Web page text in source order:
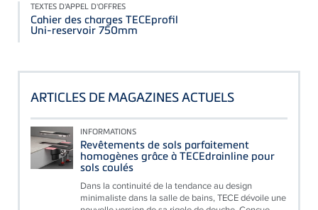
TEXTES D'APPEL D'OFFRES
Cahier des charges TECEprofil
Uni-reservoir 750mm
ARTICLES DE MAGAZINES ACTUELS
INFORMATIONS
Revêtements de sols parfaitement
homogènes grâce à TECEdrainline pour
sols coulés
Dans la continuité de la tendance au design
minimaliste dans la salle de bains, TECE dévoile une